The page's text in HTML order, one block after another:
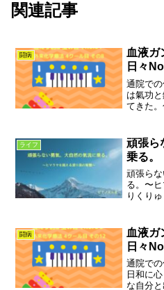
関連記事
闘病
血液ガ
日々
通院で
は氣功
てきた。
います。
ライフ
頑張ら
乗る。
頑張ら
る。〜
りくり
に加速
ている
闘病
血液ガ
日々
通院で
日和に
な自分